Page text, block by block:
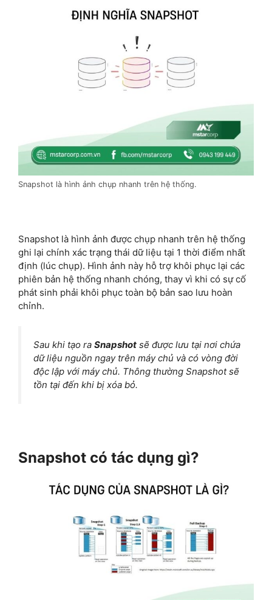
Snapshot là hình ảnh chụp nhanh trên hệ thống.
Snapshot là hình ảnh được chụp nhanh trên hệ thống
ghi lại chính xác trạng thái dữ liệu tại 1 thời điểm nhất
định (lúc chụp). Hình ảnh này hỗ trợ khôi phục lại các
phiên bản hệ thống nhanh chóng, thay vì khi có sự cố
phát sinh phải khôi phục toàn bộ bản sao lưu hoàn
chỉnh.
Sau khi tạo ra Snapshot sẽ được lưu tại nơi chứa
dữ liệu nguồn ngay trên máy chủ và có vòng đời
độc lập với máy chủ. Thông thường Snapshot sẽ
tồn tại đến khi bị xóa bỏ.
Snapshot có tác dụng gì?